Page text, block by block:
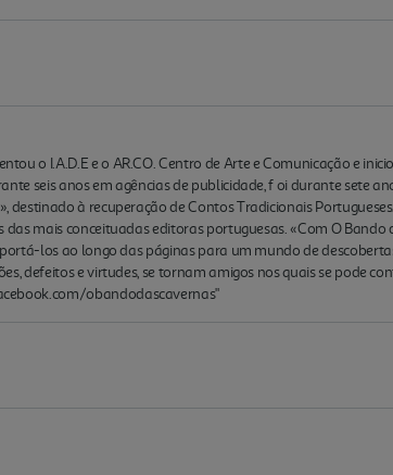
o I.A.D.E e o AR.CO. Centro de Arte e Comunicação e
seis anos em agências de publicidade, f oi durante sete
à recuperação de Contos Tradicionais
mais conceituadas editoras portuguesas. «Com O Bando
los ao longo das páginas para um mundo de
defeitos e virtudes, se tornam amigos nos quais se pode
obandodascavernas"